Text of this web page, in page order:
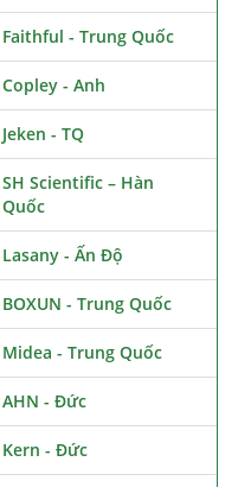
Faithful - Trung Quốc
Copley - Anh
Jeken - TQ
SH Scientific – Hàn
Quốc
Lasany - Ấn Độ
BOXUN - Trung Quốc
Midea - Trung Quốc
AHN - Đức
Kern - Đức